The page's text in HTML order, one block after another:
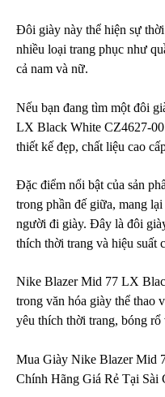
Đôi giày này thể hiện sự
nhiều loại trang phục như
cả nam và nữ.
Nếu bạn đang tìm một đôi
LX Black White CZ4627-
thiết kế đẹp, chất liệu cao
Đặc điểm nổi bật của sản
trong phần đế giữa, mang
người đi giày. Đây là đôi
thích thời trang và hiệu suất
Nike Blazer Mid 77 LX
trong văn hóa giày thể thao
yêu thích thời trang, bóng rổ
Mua Giày Nike Blazer Mid
Chính Hãng Giá Rẻ Tại Sài